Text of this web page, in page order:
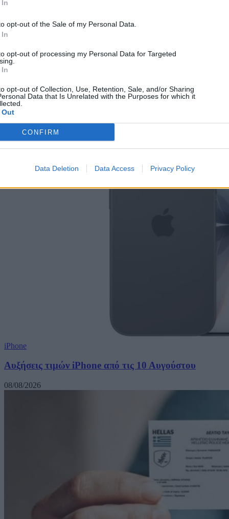
opt-out of the Sale of my Personal Data.
opt-out of processing my Personal Data for Targeted
opt-out of Collection, Use, Retention, Sale, and/or Sharing
Data that Is Unrelated with the Purposes for which it
CONFIRM
Data Deletion Data Access Privacy Policy
Technology
Starlink: Εντελώς δωρεάν ο εξοπλισμός και πάλι
08/08/2026
iPhone
Αυξήσεις τιμών iPhone από τις 10 Αυγούστου
08/08/2026